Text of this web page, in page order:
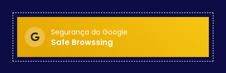
Segurança do Google
Safe Browssing